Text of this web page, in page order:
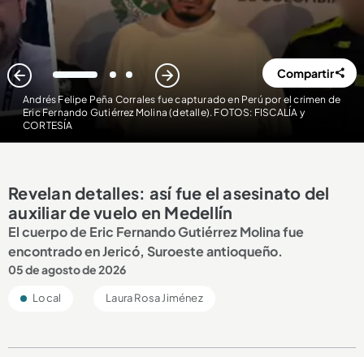
Andrés Felipe Peña Corrales fue capturado en Perú por el crimen de
Eric Fernando Gutiérrez Molina (detalle). FOTOS: FISCALÍA y
CORTESÍA
1 2 3 Compartir
Revelan detalles: así fue el asesinato del
auxiliar de vuelo en Medellín
El cuerpo de Eric Fernando Gutiérrez Molina fue
encontrado en Jericó, Suroeste antioqueño.
05 de agosto de 2026
Local Laura Rosa Jiménez